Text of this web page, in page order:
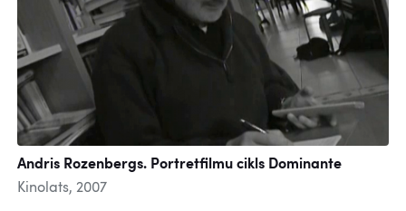
Andris Rozenbergs. Portretfilmu cikls Dominante
Kinolats, 2007